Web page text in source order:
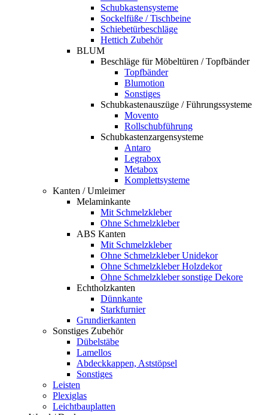
Schubkastensysteme
Sockelfüße / Tischbeine
Schiebetürbeschläge
Hettich Zubehör
BLUM
Beschläge für Möbeltüren / Topfbänder
Topfbänder
Blumotion
Sonstiges
Schubkastenauszüge / Führungssysteme
Movento
Rollschubführung
Schubkastenzargensysteme
Antaro
Legrabox
Metabox
Komplettsysteme
Kanten / Umleimer
Melaminkante
Mit Schmelzkleber
Ohne Schmelzkleber
ABS Kanten
Mit Schmelzkleber
Ohne Schmelzkleber Unidekor
Ohne Schmelzkleber Holzdekor
Ohne Schmelzkleber sonstige Dekore
Echtholzkanten
Dünnkante
Starkfurnier
Grundierkanten
Sonstiges Zubehör
Dübelstäbe
Lamellos
Abdeckkappen, Aststöpsel
Sonstiges
Leisten
Plexiglas
Leichtbauplatten